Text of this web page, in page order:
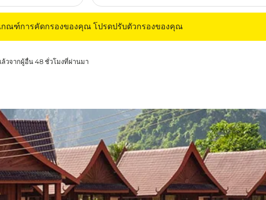
กณฑ์การคัดกรองของคุณ โปรดปรับตัวกรองของคุณ
วจากผู้อื่น 48 ชั่วโมงที่ผ่านมา